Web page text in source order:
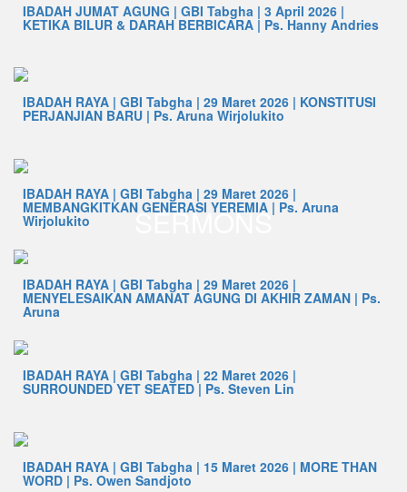
SERMONS
IBADAH JUMAT AGUNG | GBI Tabgha | 3 April 2026 |
KETIKA BILUR & DARAH BERBICARA | Ps. Hanny Andries
IBADAH RAYA | GBI Tabgha | 29 Maret 2026 | KONSTITUSI
PERJANJIAN BARU | Ps. Aruna Wirjolukito
IBADAH RAYA | GBI Tabgha | 29 Maret 2026 |
MEMBANGKITKAN GENERASI YEREMIA | Ps. Aruna
Wirjolukito
IBADAH RAYA | GBI Tabgha | 29 Maret 2026 |
MENYELESAIKAN AMANAT AGUNG DI AKHIR ZAMAN | Ps.
Aruna
IBADAH RAYA | GBI Tabgha | 22 Maret 2026 |
SURROUNDED YET SEATED | Ps. Steven Lin
IBADAH RAYA | GBI Tabgha | 15 Maret 2026 | MORE THAN
WORD | Ps. Owen Sandjoto